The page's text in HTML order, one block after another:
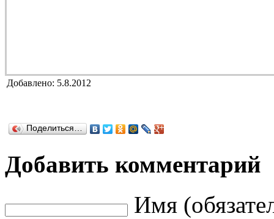
Добавлено: 5.8.2012
Поделиться…
Добавить комментарий
Имя